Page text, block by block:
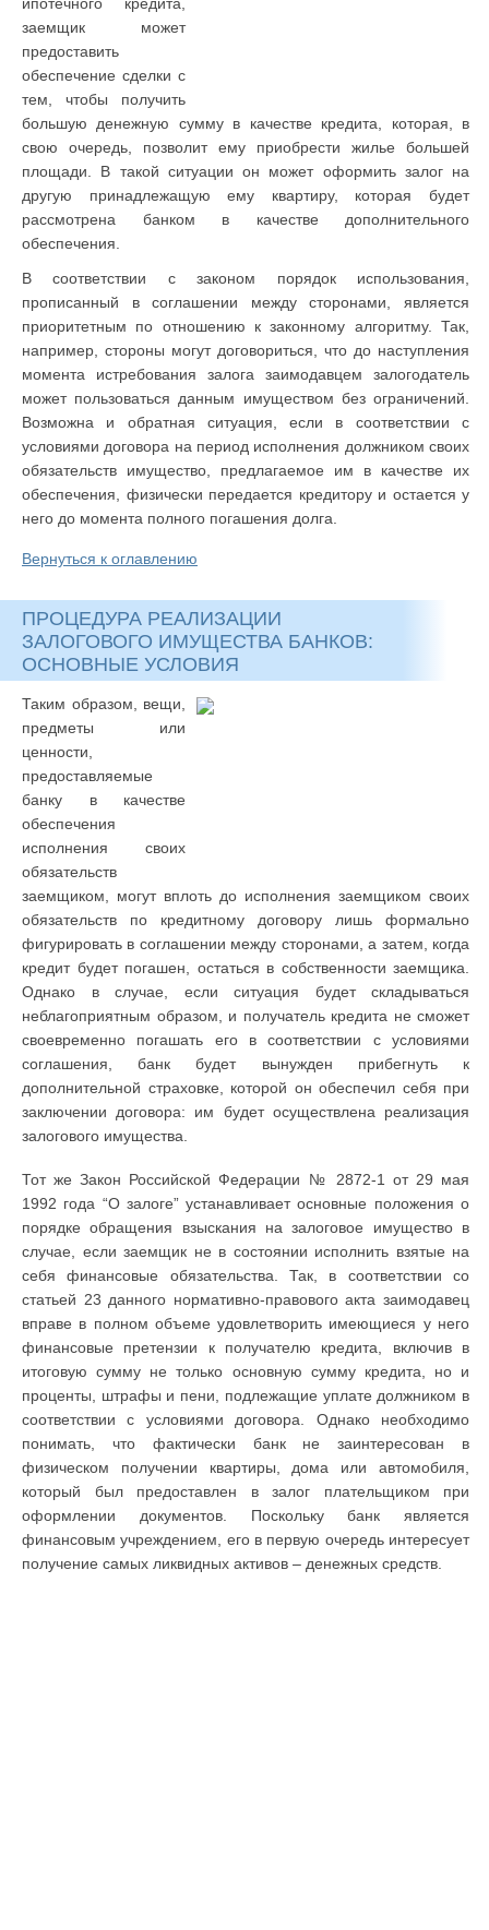
заемщик может
предоставить
обеспечение сделки с
тем, чтобы получить
большую денежную сумму в качестве кредита, которая, в
свою очередь, позволит ему приобрести жилье большей
площади. В такой ситуации он может оформить залог на
другую принадлежащую ему квартиру, которая будет
рассмотрена банком в качестве дополнительного
обеспечения.
В соответствии с законом порядок использования,
прописанный в соглашении между сторонами, является
приоритетным по отношению к законному алгоритму. Так,
например, стороны могут договориться, что до наступления
момента истребования залога заимодавцем залогодатель
может пользоваться данным имуществом без ограничений.
Возможна и обратная ситуация, если в соответствии с
условиями договора на период исполнения должником своих
обязательств имущество, предлагаемое им в качестве их
обеспечения, физически передается кредитору и остается у
него до момента полного погашения долга.
Вернуться к оглавлению
ПРОЦЕДУРА РЕАЛИЗАЦИИ
ЗАЛОГОВОГО ИМУЩЕСТВА БАНКОВ:
ОСНОВНЫЕ УСЛОВИЯ
Таким образом, вещи,
предметы или
ценности,
предоставляемые
банку в качестве
обеспечения
исполнения своих
обязательств
заемщиком, могут вплоть до исполнения заемщиком своих
обязательств по кредитному договору лишь формально
фигурировать в соглашении между сторонами, а затем, когда
кредит будет погашен, остаться в собственности заемщика.
Однако в случае, если ситуация будет складываться
неблагоприятным образом, и получатель кредита не сможет
своевременно погашать его в соответствии с условиями
соглашения, банк будет вынужден прибегнуть к
дополнительной страховке, которой он обеспечил себя при
заключении договора: им будет осуществлена реализация
залогового имущества.
Тот же Закон Российской Федерации № 2872-1 от 29 мая
1992 года “О залоге” устанавливает основные положения о
порядке обращения взыскания на залоговое имущество в
случае, если заемщик не в состоянии исполнить взятые на
себя финансовые обязательства. Так, в соответствии со
статьей 23 данного нормативно-правового акта заимодавец
вправе в полном объеме удовлетворить имеющиеся у него
финансовые претензии к получателю кредита, включив в
итоговую сумму не только основную сумму кредита, но и
проценты, штрафы и пени, подлежащие уплате должником в
соответствии с условиями договора. Однако необходимо
понимать, что фактически банк не заинтересован в
физическом получении квартиры, дома или автомобиля,
который был предоставлен в залог плательщиком при
оформлении документов. Поскольку банк является
финансовым учреждением, его в первую очередь интересует
получение самых ликвидных активов – денежных средств.